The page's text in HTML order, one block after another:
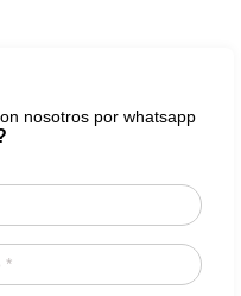
nosotros por whatsapp